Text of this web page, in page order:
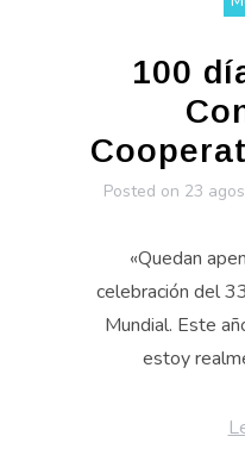
100
Posted on 23
«Quedan
celebración del
Mundial. Este
estoy